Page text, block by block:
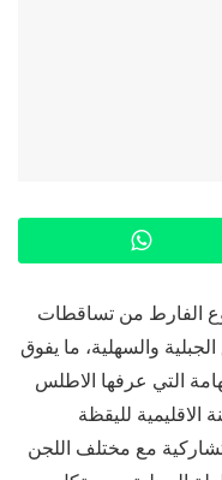
الفارط من تساقطات
والسهلية، ما يفوق
التي عرفها الاطلس
الاقليمية لليقظة
مع مختلف اللجن